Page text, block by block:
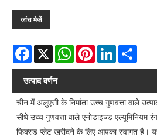
जांच भेजें
Facebook
X WhatsAppPinterestLinkedIn
उत्पाद वर्णन
चीन में अलुएसी के निर्माता उच्च गुणवत्ता वाले
सीधे उच्च गुणवत्ता वाले एनोडाइज्ड एल्यूमिनियम
फिक्स्ड प्लेट खरीदने के लिए आपका स्वागत है।